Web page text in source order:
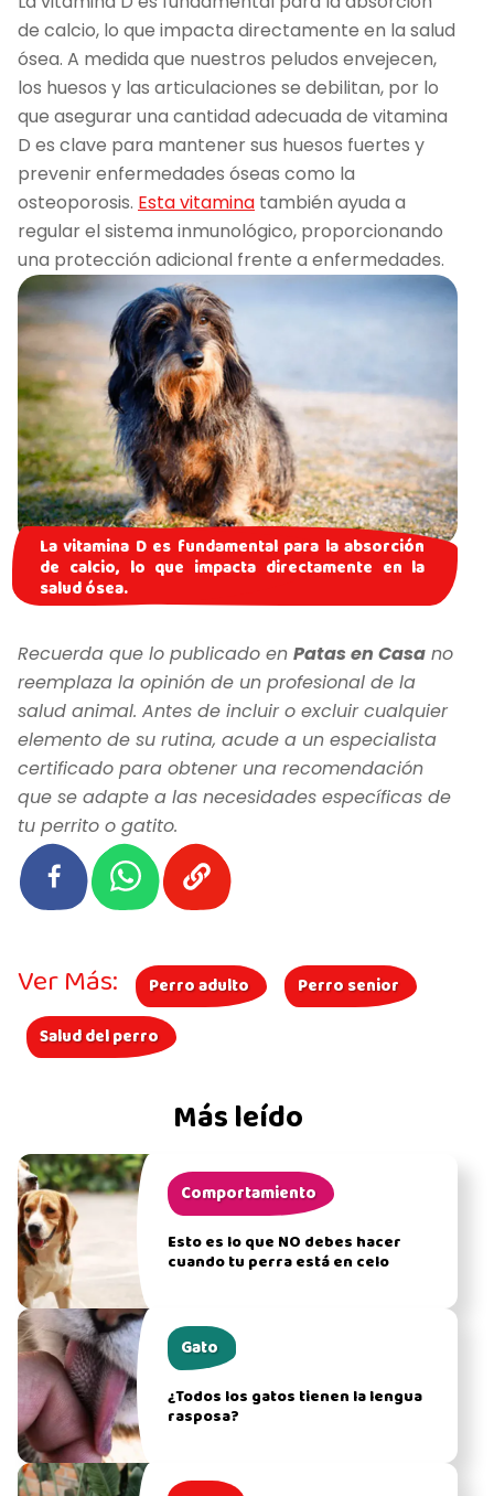
de calcio, lo que impacta directamente en la salud
ósea. A medida que nuestros peludos envejecen,
los huesos y las articulaciones se debilitan, por lo
que asegurar una cantidad adecuada de vitamina
D es clave para mantener sus huesos fuertes y
prevenir enfermedades óseas como la
osteoporosis. Esta vitamina también ayuda a
regular el sistema inmunológico, proporcionando
una protección adicional frente a enfermedades.
La vitamina D es fundamental para la absorción
de calcio, lo que impacta directamente en la
salud ósea.
Recuerda que lo publicado en Patas en Casa no
reemplaza la opinión de un profesional de la
salud animal. Antes de incluir o excluir cualquier
elemento de su rutina, acude a un especialista
certificado para obtener una recomendación
que se adapte a las necesidades específicas de
tu perrito o gatito.
Más leído
Comportamiento
Esto es lo que NO debes hacer
cuando tu perra está en celo
Gato
¿Todos los gatos tienen la lengua
rasposa?
Ver Más: Perro adulto
Perro senior
Salud del perro